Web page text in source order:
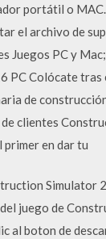
portátil o
el archivo de
Juegos PC y
PC Colócate tras
de
clientes
primer en dar tu
Simulator
juego de
al boton de